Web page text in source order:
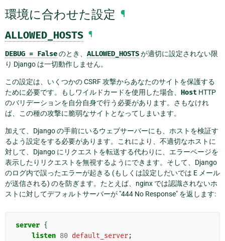
環境に合わせた設定 ¶
ALLOWED_HOSTS ¶
DEBUG = Falseのとき、 ALLOWED_HOSTSが適切に設定されない限
り Django は一切動作しません。
この設定は、いくつかの CSRF 攻撃からあなたのサイトを保護する
ために必要です。もしワイルドカードを使用した場合、 Host HTTP
のバリデーションを自分自身で行う必要があります。さもなけれ
ば、この種の攻撃に脆弱なサイトとなってしまいます。
加えて、Django の手前にいるウェブサーバーにも、ホストを検証す
るよう設定をする必要があります。これにより、不適切なホストに
対して、Django にリクエストを転送する代わりに、エラーページを
表示したりリクエストを無視するようにできます。そして、Django
のログ内で誤ったエラーが起きる (もしくは設定しだいでは E メール
が送信される) のを防ぎます。たとえば、nginx では認識されないホ
ストに対してデフォルトサーバーが "444 No Response" を返します:
server {
listen 80 default_server;